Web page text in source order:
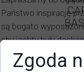
Państwo inspirację
są bogato
aby jachty były
na najwyższym
Zgoda